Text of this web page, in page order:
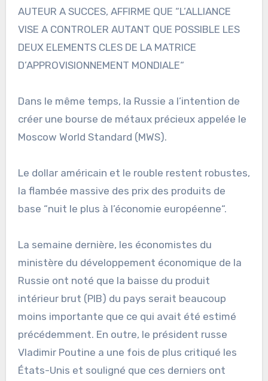
AUTEUR A SUCCES, AFFIRME QUE “L’ALLIANCE
VISE A CONTROLER AUTANT QUE POSSIBLE LES
DEUX ELEMENTS CLES DE LA MATRICE
D’APPROVISIONNEMENT MONDIALE“
Dans le même temps, la Russie a l’intention de
créer une bourse de métaux précieux appelée le
Moscow World Standard (MWS).
Le dollar américain et le rouble restent robustes,
la flambée massive des prix des produits de
base “nuit le plus à l’économie européenne“.
La semaine dernière, les économistes du
ministère du développement économique de la
Russie ont noté que la baisse du produit
intérieur brut (PIB) du pays serait beaucoup
moins importante que ce qui avait été estimé
précédemment. En outre, le président russe
Vladimir Poutine a une fois de plus critiqué les
États-Unis et souligné que ces derniers ont